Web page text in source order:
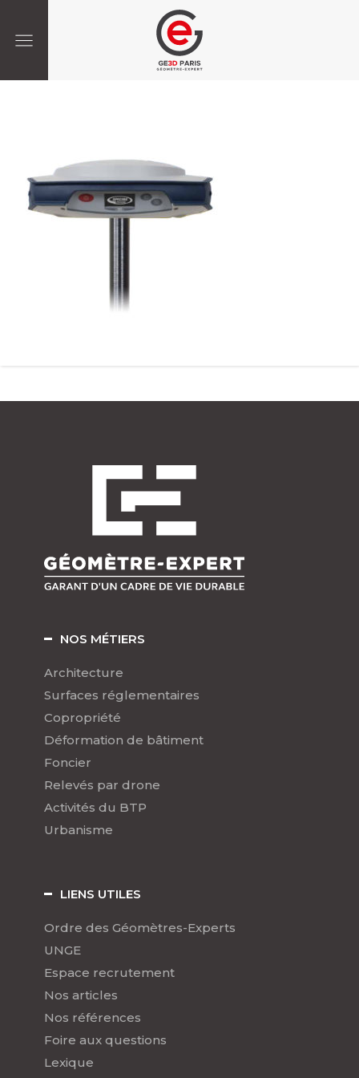
NOS MÉTIERS
Architecture
Surfaces réglementaires
Copropriété
Déformation de bâtiment
Foncier
Relevés par drone
Activités du BTP
Urbanisme
LIENS UTILES
Ordre des Géomètres-Experts
UNGE
Espace recrutement
Nos articles
Nos références
Foire aux questions
Lexique